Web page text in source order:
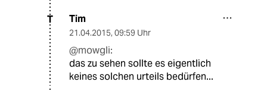
T Tim
21.04.2015, 09:59 Uhr
@mowgli:
das zu sehen sollte es eigentlich
keines solchen urteils bedürfen...